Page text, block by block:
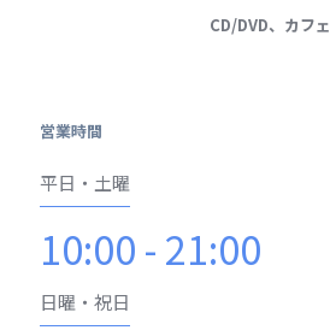
CD/DVD、カフェ
営業時間
平日・土曜
10:00 - 21:00
日曜・祝日